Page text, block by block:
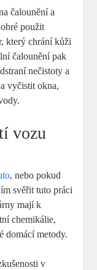
čalounění a
použit
který chrání kůži
čalounění pak
nečistoty a
vyčistit okna,
vozu
, nebo pokud
svěřit tuto práci
mají k
chemikálie,
domácí metody.
v